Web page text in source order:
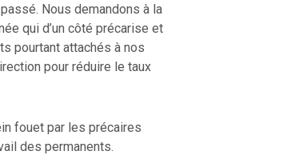
Nous demandons à la
qui d’un côté précarise et
pourtant attachés à nos
pour réduire le taux
fouet par les précaires
des permanents.